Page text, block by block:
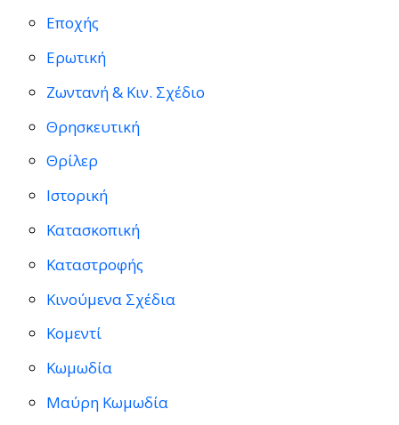
Εποχής
Ερωτική
Ζωντανή & Κιν. Σχέδιο
Θρησκευτική
Θρίλερ
Ιστορική
Κατασκοπική
Καταστροφής
Κινούμενα Σχέδια
Κομεντί
Κωμωδία
Μαύρη Κωμωδία